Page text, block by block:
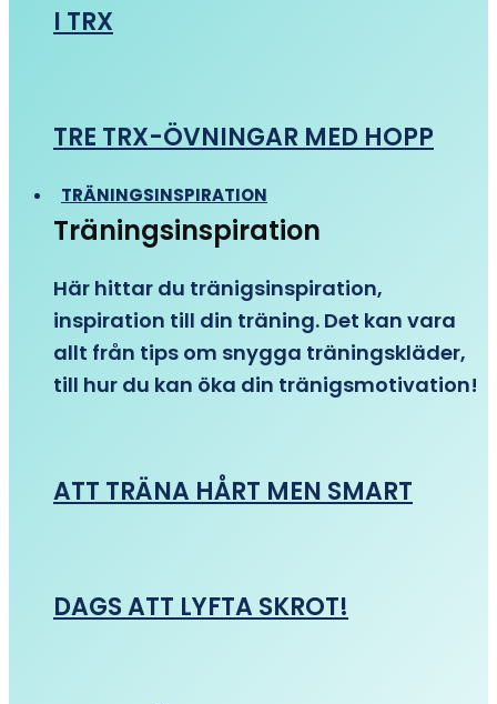
I TRX
TRE TRX-ÖVNINGAR MED HOPP
TRÄNINGSINSPIRATION
Träningsinspiration
Här hittar du tränigsinspiration,
inspiration till din träning. Det kan vara
allt från tips om snygga träningskläder,
till hur du kan öka din tränigsmotivation!
ATT TRÄNA HÅRT MEN SMART
DAGS ATT LYFTA SKROT!